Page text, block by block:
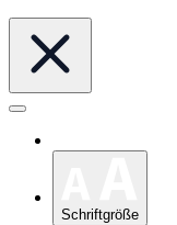
Schriftgröße